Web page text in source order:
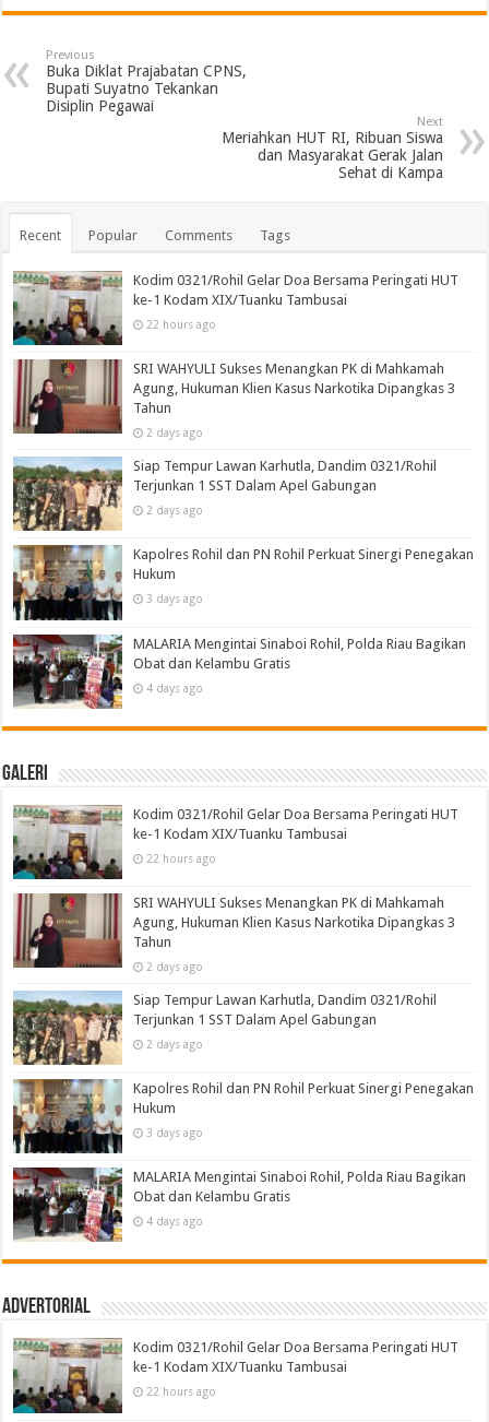
Previous
Buka Diklat Prajabatan CPNS,
Bupati Suyatno Tekankan
Disiplin Pegawai
Next
Meriahkan HUT RI, Ribuan Siswa
dan Masyarakat Gerak Jalan
Sehat di Kampa
Recent Popular Comments Tags
Kodim 0321/Rohil Gelar Doa Bersama Peringati HUT
ke-1 Kodam XIX/Tuanku Tambusai
22 hours ago
SRI WAHYULI Sukses Menangkan PK di Mahkamah
Agung, Hukuman Klien Kasus Narkotika Dipangkas 3
Tahun
2 days ago
Siap Tempur Lawan Karhutla, Dandim 0321/Rohil
Terjunkan 1 SST Dalam Apel Gabungan
2 days ago
Kapolres Rohil dan PN Rohil Perkuat Sinergi Penegakan
Hukum
3 days ago
MALARIA Mengintai Sinaboi Rohil, Polda Riau Bagikan
Obat dan Kelambu Gratis
4 days ago
Galeri
Kodim 0321/Rohil Gelar Doa Bersama Peringati HUT
ke-1 Kodam XIX/Tuanku Tambusai
22 hours ago
SRI WAHYULI Sukses Menangkan PK di Mahkamah
Agung, Hukuman Klien Kasus Narkotika Dipangkas 3
Tahun
2 days ago
Siap Tempur Lawan Karhutla, Dandim 0321/Rohil
Terjunkan 1 SST Dalam Apel Gabungan
2 days ago
Kapolres Rohil dan PN Rohil Perkuat Sinergi Penegakan
Hukum
3 days ago
MALARIA Mengintai Sinaboi Rohil, Polda Riau Bagikan
Obat dan Kelambu Gratis
4 days ago
Advertorial
Kodim 0321/Rohil Gelar Doa Bersama Peringati HUT
ke-1 Kodam XIX/Tuanku Tambusai
22 hours ago